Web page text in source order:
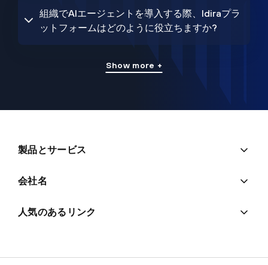
組織でAIエージェントを導入する際、Idiraプラ
ットフォームはどのように役立ちますか?
Show more +
製品とサービス
会社名
人気のあるリンク